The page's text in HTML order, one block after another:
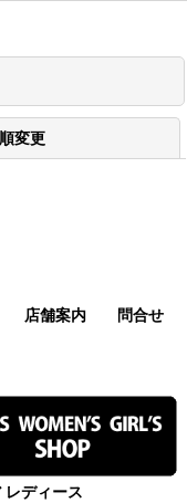
変更
店舗案内 問合せ
レディース